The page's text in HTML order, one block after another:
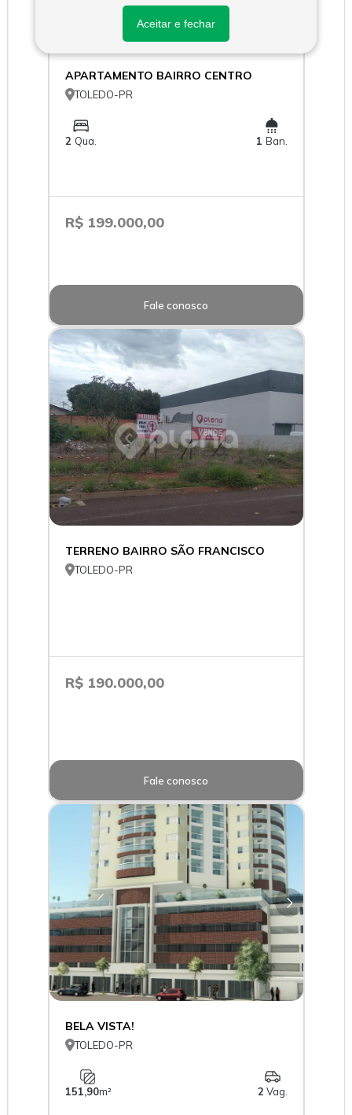
Aceitar e fechar
APARTAMENTO BAIRRO CENTRO
TOLEDO-PR
2 Qua. 1Ban.
R$ 199.000,00
Fale conosco
TERRENO BAIRRO SÃO FRANCISCO
TOLEDO-PR
R$ 190.000,00
Fale conosco
BELA VISTA!
TOLEDO-PR
151,90m² 2 Vag.